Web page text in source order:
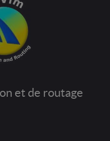
et de routage